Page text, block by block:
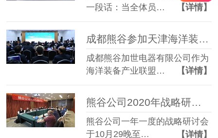
一段话：当全体员…
【详情】
成都熊谷参加天津海洋装备产业（人才）联盟成立大会
成都熊谷加世电器有限公司作为
海洋装备产业联盟…
【详情】
熊谷公司2020年战略研讨会小记
熊谷公司一年一度的战略研讨会
于10月29晚至…
【详情】